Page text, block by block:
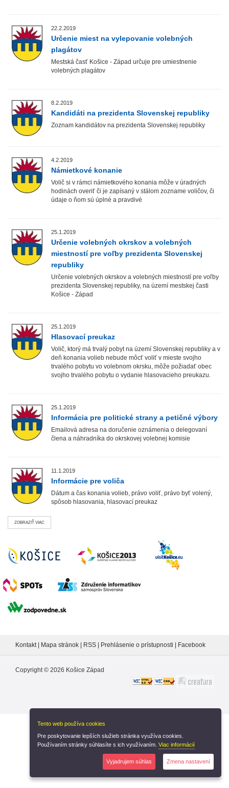
22.2.2019
Určenie miest na vylepovanie volebných
plagátov
Mestská časť Košice - Západ určuje pre umiestnenie
volebných plagátov
8.2.2019
Kandidáti na prezidenta Slovenskej republiky
Zoznam kandidátov na prezidenta Slovenskej republiky
4.2.2019
Námietkové konanie
Volič si v rámci námietkového konania môže v úradných
hodinách overiť či je zapísaný v stálom zozname voličov, či
údaje o ňom sú úplné a pravdivé
25.1.2019
Určenie volebných okrskov a volebných
miestností pre voľby prezidenta Slovenskej
republiky
Určenie volebných okrskov a volebných miestností pre voľby
prezidenta Slovenskej republiky, na území mestskej časti
Košice - Západ
25.1.2019
Hlasovací preukaz
Volič, ktorý má trvalý pobyt na území Slovenskej republiky a v
deň konania volieb nebude môcť voliť v mieste svojho
trvalého pobytu vo volebnom okrsku, môže požiadať obec
svojho trvalého pobytu o vydanie hlasovacieho preukazu.
25.1.2019
Informácia pre politické strany a petičné výbory
Emailová adresa na doručenie oznámenia o delegovaní
člena a náhradníka do okrskovej volebnej komisie
11.1.2019
Informácie pre voliča
Dátum a čas konania volieb, právo voliť, právo byť volený,
spôsob hlasovania, hlasovací preukaz
ZOBRAZIŤ VIAC
Kontakt | Mapa stránok | RSS | Prehlásenie o prístupnosti | Facebook
Copyright © 2026 Košice Západ
Tento web používa cookies
Pre poskytovanie lepších služieb stránka využíva cookies.
Používaním stránky súhlasíte s ich využívaním. Viac informácií
Vyjadrujem súhlas Zmena nastavení